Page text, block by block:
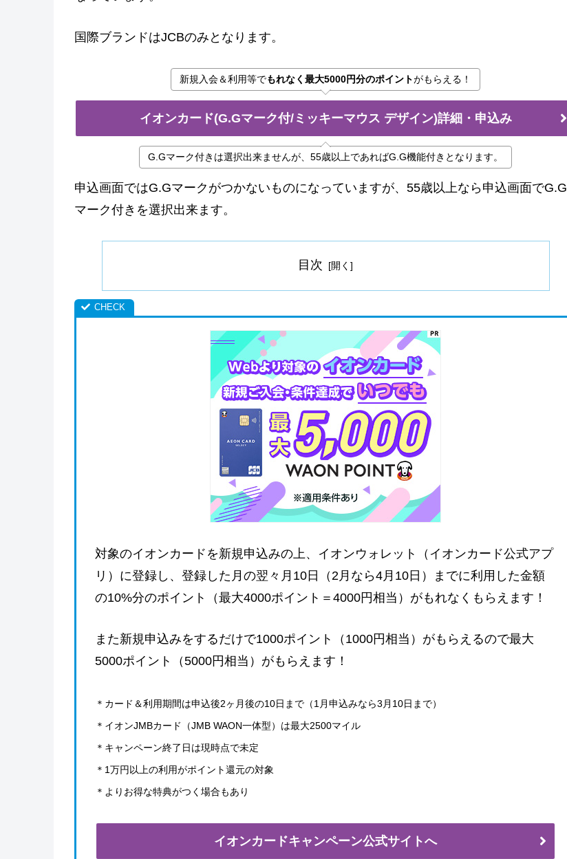
国際ブランドはJCBのみとなります。
新規入会＆利用等でもれなく最大5000円分のポイントがもらえる！
イオンカード(G.Gマーク付/ミッキーマウス デザイン)詳細・申込み
G.Gマーク付きは選択出来ませんが、55歳以上であればG.G機能付きとなります。
申込画面ではG.Gマークがつかないものになっていますが、55歳以上なら申込画面でG.G
マーク付きを選択出来ます。
目次
対象のイオンカードを新規申込みの上、イオンウォレット（イオンカード公式アプ
リ）に登録し、登録した月の翌々月10日（2月なら4月10日）までに利用した金額
の10%分のポイント（最大4000ポイント＝4000円相当）がもれなくもらえます！
また新規申込みをするだけで1000ポイント（1000円相当）がもらえるので最大
5000ポイント（5000円相当）がもらえます！
＊カード＆利用期間は申込後2ヶ月後の10日まで（1月申込みなら3月10日まで）
＊イオンJMBカード（JMB WAON一体型）は最大2500マイル
＊キャンペーン終了日は現時点で未定
＊1万円以上の利用がポイント還元の対象
＊よりお得な特典がつく場合もあり
イオンカードキャンペーン公式サイトへ